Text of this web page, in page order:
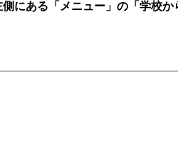
にある「メニュー」の「学校か